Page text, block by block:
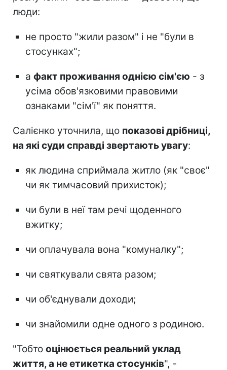
люди:
не просто "жили разом" і не "були в
стосунках";
а факт проживання однією сім'єю - з
усіма обов'язковими правовими
ознаками "сім'ї" як поняття.
Салієнко уточнила, що показові дрібниці,
на які суди справді звертають увагу:
як людина сприймала житло (як "своє"
чи як тимчасовий прихисток);
чи були в неї там речі щоденного
вжитку;
чи оплачувала вона "комуналку";
чи святкували свята разом;
чи об'єднували доходи;
чи знайомили одне одного з родиною.
"Тобто оцінюється реальний уклад
життя, а не етикетка стосунків", -